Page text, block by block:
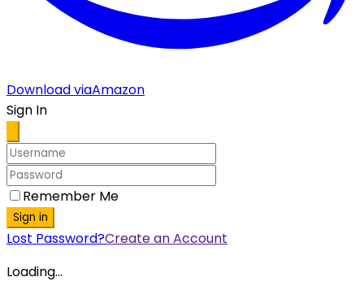
Download viaAmazon
Sign In
Remember Me
Sign in
Lost Password?Create an Account
Loading...